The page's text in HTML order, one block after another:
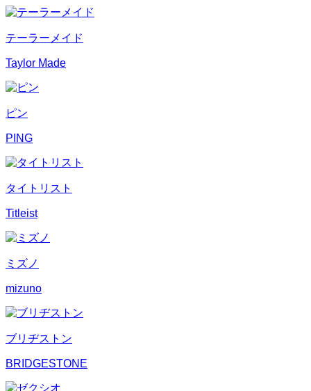
テーラーメイド
Taylor Made
ピン
PING
タイトリスト
Titleist
ミズノ
mizuno
ブリヂストン
BRIDGESTONE